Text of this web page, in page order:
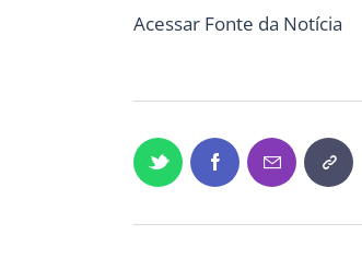
Acessar Fonte da Notícia